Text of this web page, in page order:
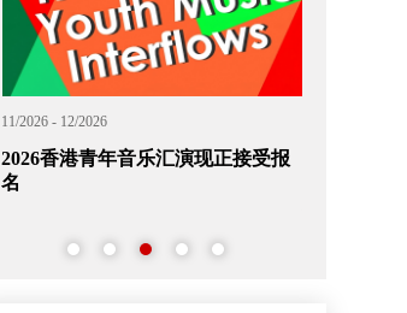
11/2026 - 12/2026
2026香港青年音乐汇演现正接受报
名